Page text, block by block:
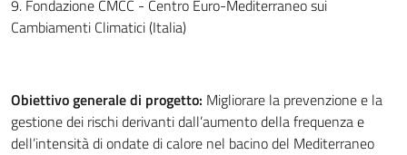
9. Fondazione CMCC - Centro Euro-Mediterraneo sui
Cambiamenti Climatici (Italia)
Obiettivo generale di progetto: Migliorare la prevenzione e la
gestione dei rischi derivanti dall’aumento della frequenza e
dell’intensità di ondate di calore nel bacino del Mediterraneo